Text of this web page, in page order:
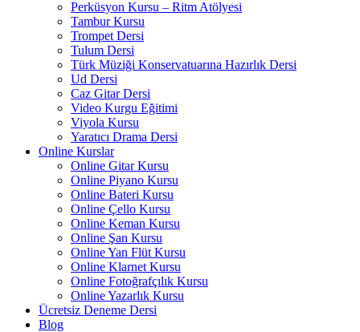
Perküsyon Kursu – Ritm Atölyesi
Tambur Kursu
Trompet Dersi
Tulum Dersi
Türk Müziği Konservatuarına Hazırlık Dersi
Ud Dersi
Caz Gitar Dersi
Video Kurgu Eğitimi
Viyola Kursu
Yaratıcı Drama Dersi
Online Kurslar
Online Gitar Kursu
Online Piyano Kursu
Online Bateri Kursu
Online Çello Kursu
Online Keman Kursu
Online Şan Kursu
Online Yan Flüt Kursu
Online Klarnet Kursu
Online Fotoğrafçılık Kursu
Online Yazarlık Kursu
Ücretsiz Deneme Dersi
Blog